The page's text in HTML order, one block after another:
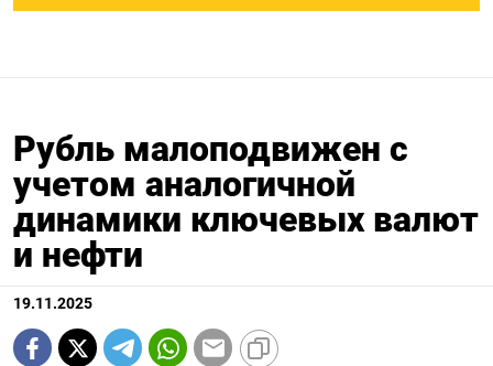
Рубль малоподвижен с
учетом аналогичной
динамики ключевых валют
и нефти
19.11.2025